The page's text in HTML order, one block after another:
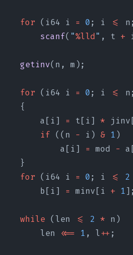
    for
(i64 i = 0 ; i <=
        scanf
( "%lld" , t +
    getinv
(n, m);
    for
(i64 i = 0 ; i <=
    {
        a[i]
= t[i] *
        if
((n - i) & 1)
            a[i]
= mod -
    }
    for
(i64 i = 0 ; i <= 2
        b[i]
= minv[i + 1];
    while
(len <= 2 * n)
        len
<<= 1 , l++ ;